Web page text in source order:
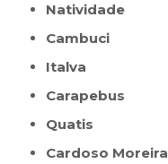
Natividade
Cambuci
Italva
Carapebus
Quatis
Cardoso Moreira